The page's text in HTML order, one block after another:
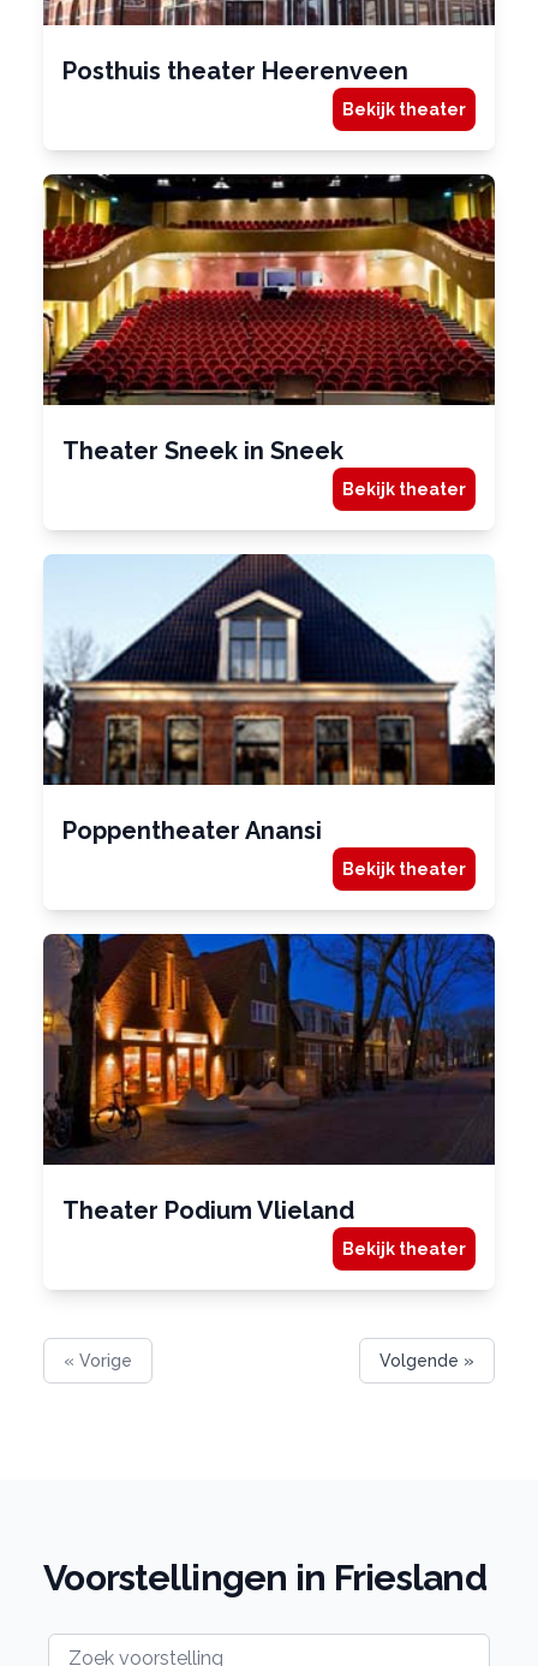
Posthuis theater Heerenveen
Bekijk theater
Theater Sneek in Sneek
Bekijk theater
Poppentheater Anansi
Bekijk theater
Theater Podium Vlieland
Bekijk theater
« Vorige Volgende »
Voorstellingen in Friesland